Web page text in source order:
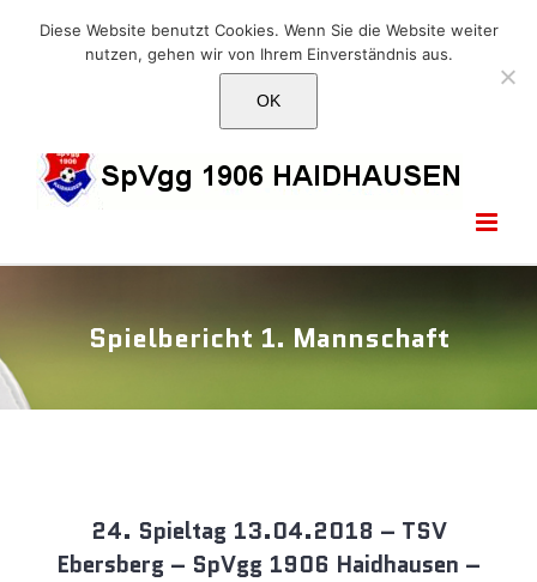
E-Mail: info@1906haidhausen.de
FacebookInstagram
E-
Spielbericht 1. Mannschaft
24. Spieltag 13.04.2018 – TSV
Ebersberg – SpVgg 1906 Haidhausen –
Diese Website benutzt Cookies. Wenn Sie die Website weiter
nutzen, gehen wir von Ihrem Einverständnis aus.
OK